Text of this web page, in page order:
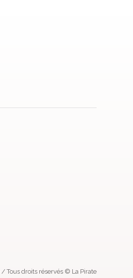
/ Tous droits réservés © La Pirate